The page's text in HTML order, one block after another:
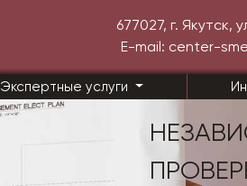
677027, г. Якутск,
E-mail: center-
Экспертные услуги